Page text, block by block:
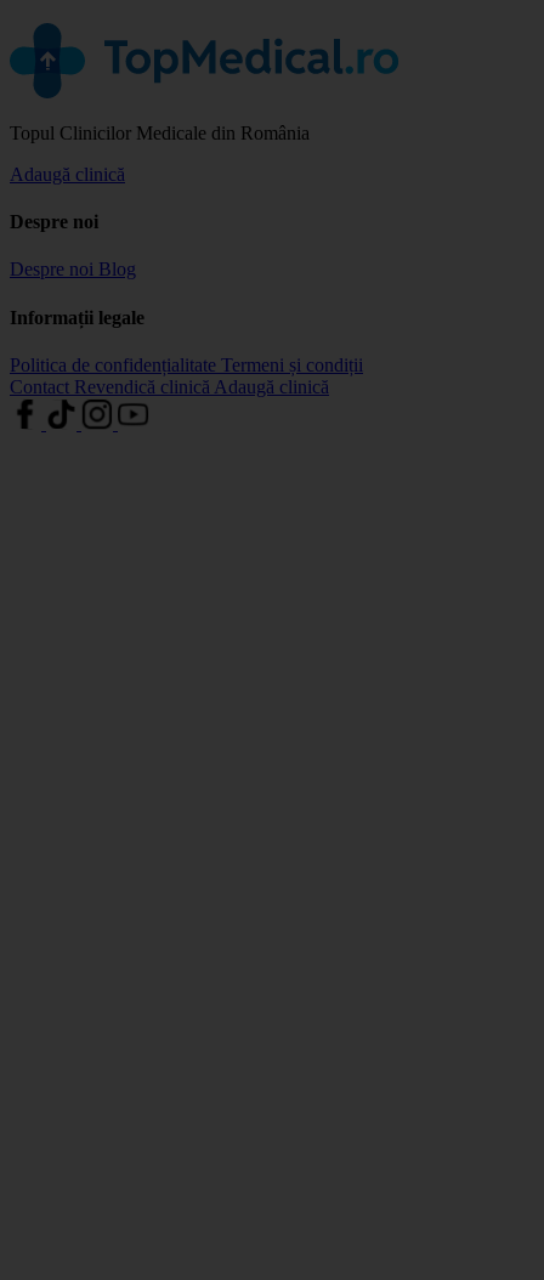
Topul Clinicilor Medicale din România
Adaugă clinică
Despre noi
Despre noi Blog
Informații legale
Politica de confidențialitate Termeni și condiții
Contact Revendică clinică Adaugă clinică